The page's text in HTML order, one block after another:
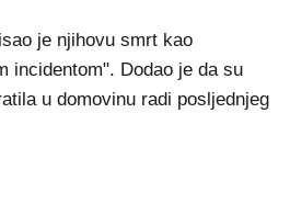
je njihovu smrt kao
incidentom". Dodao je da su
u domovinu radi posljednjeg